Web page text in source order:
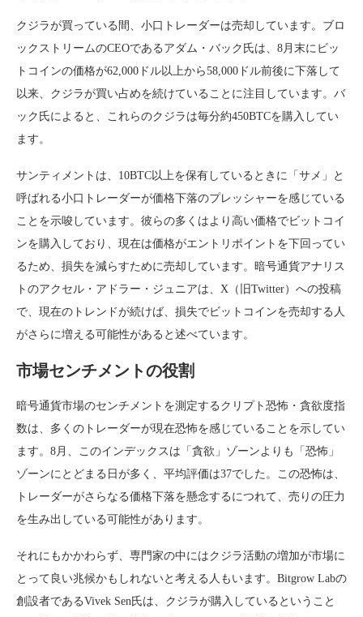
クジラが買っている間、小口トレーダーは売却しています。ブロ
ックストリームのCEOであるアダム・バック氏は、8月末にビッ
トコインの価格が62,000ドル以上から58,000ドル前後に下落して
以来、クジラが買い占めを続けていることに注目しています。バ
ック氏によると、これらのクジラは毎分約450BTCを購入してい
ます。
サンティメントは、10BTC以上を保有しているときに「サメ」と
呼ばれる小口トレーダーが価格下落のプレッシャーを感じている
ことを示唆しています。彼らの多くはより高い価格でビットコイ
ンを購入しており、現在は価格がエントリポイントを下回ってい
るため、損失を減らすために売却しています。暗号通貨アナリス
トのアクセル・アドラー・ジュニアは、X（旧Twitter）への投稿
で、現在のトレンドが続けば、損失でビットコインを売却する人
がさらに増える可能性があると述べています。
市場センチメントの役割
暗号通貨市場のセンチメントを測定するクリプト恐怖・貪欲度指
数は、多くのトレーダーが現在恐怖を感じていることを示してい
ます。8月、このインデックスは「貪欲」ゾーンよりも「恐怖」
ゾーンにとどまる日が多く、平均評価は37でした。この恐怖は、
トレーダーがさらなる価格下落を懸念するにつれて、売りの圧力
を生み出している可能性があります。
それにもかかわらず、専門家の中にはクジラ活動の増加が市場に
とって良い兆候かもしれないと考える人もいます。Bitgrow Labの
創設者であるVivek Sen氏は、クジラが購入しているということ